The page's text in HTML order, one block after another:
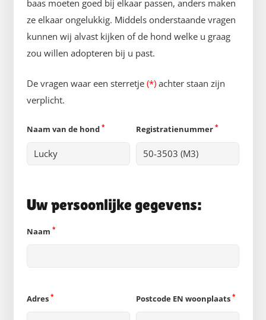
baas moeten goed bij elkaar passen, anders maken
ze elkaar ongelukkig. Middels onderstaande vragen
kunnen wij alvast kijken of de hond welke u graag
zou willen adopteren bij u past.
De vragen waar een sterretje (*) achter staan zijn
verplicht.
Naam van de hond * Registratienummer *
Uw persoonlijke gegevens:
Naam *
Adres * Postcode EN woonplaats *